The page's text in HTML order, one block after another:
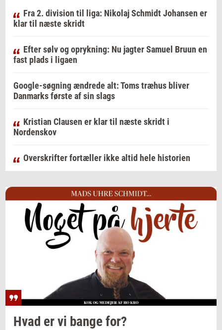
Fra 2. division til liga: Nikolaj Schmidt Johansen er
klar til næste skridt
Efter sølv og oprykning: Nu jagter Samuel Bruun en
fast plads i ligaen
Google-søgning ændrede alt: Toms træhus bliver
Danmarks første af sin slags
Kristian Clausen er klar til næste skridt i
Nordenskov
Overskrifter fortæller ikke altid hele historien
Hvad er vi bange for?